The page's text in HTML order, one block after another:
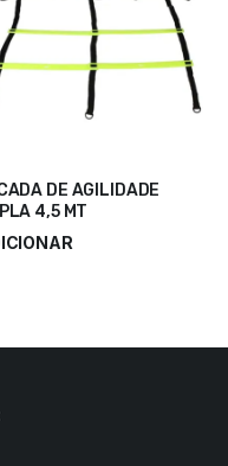
DE AGILIDADE
4,5 MT